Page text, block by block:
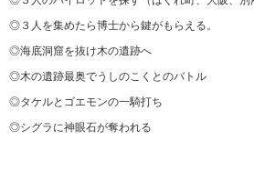
◎３人を集めたら博士から鍵がもらえる。
◎海底洞窟を抜け木の遺跡へ
◎木の遺跡最奥でうしのこくとのバトル
◎タケルとゴエモンの一騎打ち
◎シグラに神眼石が奪われる